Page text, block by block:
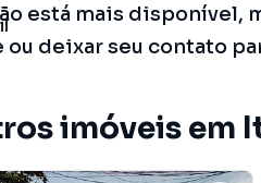
está mais disponível,
ou deixar seu contato
imóveis em